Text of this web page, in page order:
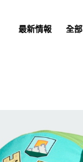
最新情報 全